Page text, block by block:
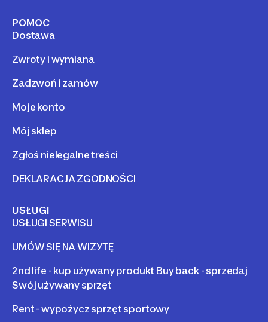
POMOC
Dostawa
Zwroty i wymiana
Zadzwoń i zamów
Moje konto
Mój sklep
Zgłoś nielegalne treści
DEKLARACJA ZGODNOŚCI
USŁUGI
USŁUGI SERWISU
UMÓW SIĘ NA WIZYTĘ
2nd life - kup używany produkt Buy back - sprzedaj
Swój używany sprzęt
Rent - wypożycz sprzęt sportowy